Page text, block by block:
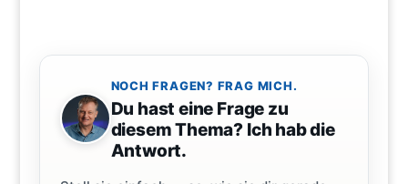
NOCH FRAGEN? FRAG MICH.
Du hast eine Frage zu
diesem Thema? Ich hab die
Antwort.